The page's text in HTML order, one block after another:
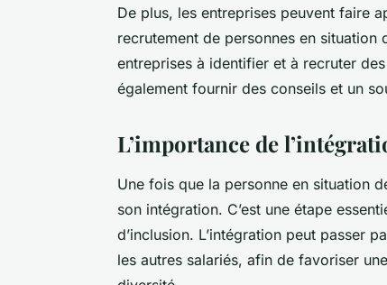
De plus, les entreprises peuvent faire
recrutement de personnes en
entreprises à identifier et à recruter
également fournir des conseils et un
L’importance de
Une fois que la personne en situation
son intégration. C’est une étape
d’inclusion. L’intégration peut passer
les autres salariés, afin de favoriser